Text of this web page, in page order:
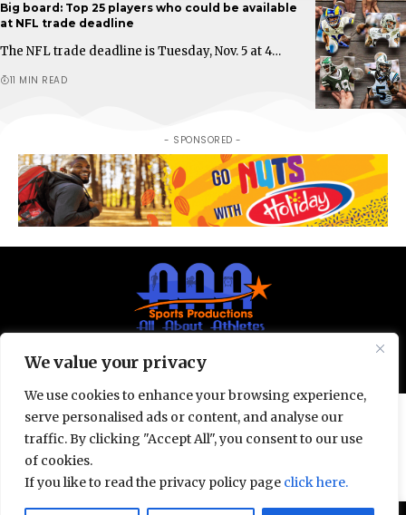
We value your privacy
We use cookies to enhance your browsing experience,
serve personalised ads or content, and analyse our
traffic. By clicking "Accept All", you consent to our use
of cookies.
If you like to read the privacy policy page click here.
Big board: Top 25 players who could be available
at NFL trade deadline
The NFL trade deadline is Tuesday, Nov. 5 at 4…
11 MIN READ
- SPONSORED -
© All Rights Reserved 2025.